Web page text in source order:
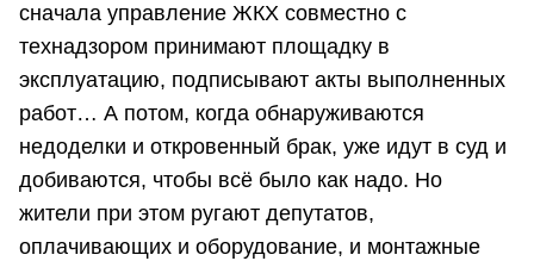
сначала управление ЖКХ совместно с
технадзором принимают площадку в
эксплуатацию, подписывают акты выполненных
работ… А потом, когда обнаруживаются
недоделки и откровенный брак, уже идут в суд и
добиваются, чтобы всё было как надо. Но
жители при этом ругают депутатов,
оплачивающих и оборудование, и монтажные